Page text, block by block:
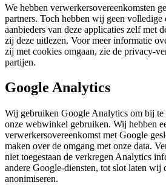
We hebben verwerkersovereenkomsten
partners. Toch hebben wij geen volledige
aanbieders van deze applicaties zelf met
zij deze uitlezen. Voor meer informatie
zij met cookies omgaan, zie de privacy-
partijen.
Google Analytics
Wij gebruiken Google Analytics om bij te
onze webwinkel gebruiken. Wij hebben
verwerkersovereenkomst met Google
maken over de omgang met onze data.
niet toegestaan de verkregen Analytics
andere Google-diensten, tot slot laten wij
anonimiseren.